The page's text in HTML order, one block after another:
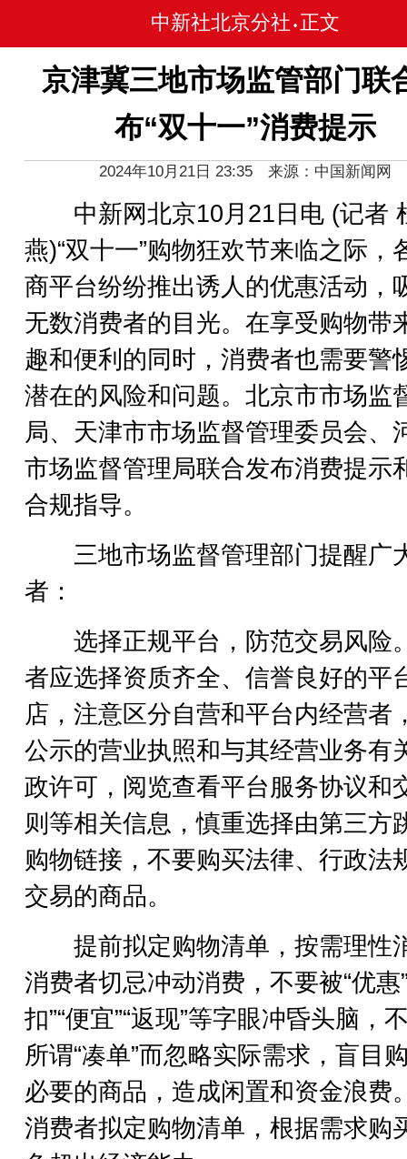
中新社北京分社 • 正文
京津冀三地市场监管部门联
布“双十一”消费提示
2024年10月21日 23:35 来源：中国新闻网
中新网北京10月21日电 (记者
燕)“双十一”购物狂欢节来临之际，
商平台纷纷推出诱人的优惠活动，
无数消费者的目光。在享受购物带
趣和便利的同时，消费者也需要警
潜在的风险和问题。北京市市场监
局、天津市市场监督管理委员会、
市场监督管理局联合发布消费提示
合规指导。
三地市场监督管理部门提醒广
者：
选择正规平台，防范交易风险
者应选择资质齐全、信誉良好的平
店，注意区分自营和平台内经营者
公示的营业执照和与其经营业务有
政许可，阅览查看平台服务协议和
则等相关信息，慎重选择由第三方
购物链接，不要购买法律、行政法
交易的商品。
提前拟定购物清单，按需理性
消费者切忌冲动消费，不要被“优惠
扣”“便宜”“返现”等字眼冲昏头脑，
所谓“凑单”而忽略实际需求，盲目
必要的商品，造成闲置和资金浪费
消费者拟定购物清单，根据需求购